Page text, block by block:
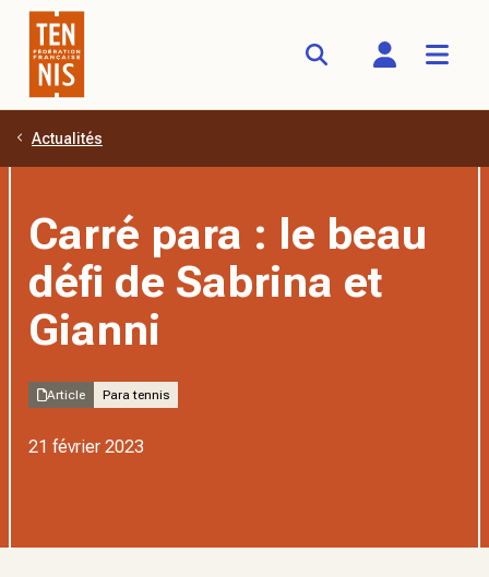
Aller au contenu principal
Actualités
Carré para : le beau
défi de Sabrina et
Gianni
Article Para tennis
21 février 2023